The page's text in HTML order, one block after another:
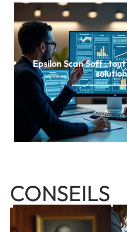
Epsilon Scan Soft :
solution
CONSEILS